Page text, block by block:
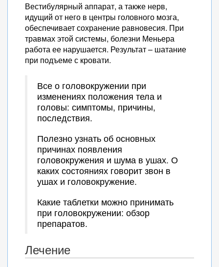
Вестибулярный аппарат, а также нерв,
идущий от него в центры головного мозга,
обеспечивает сохранение равновесия. При
травмах этой системы, болезни Меньера
работа ее нарушается. Результат – шатание
при подъеме с кровати.
Все о головокружении при
изменениях положения тела и
головы: симптомы, причины,
последствия.
Полезно узнать об основных
причинах появления
головокружения и шума в ушах. О
каких состояниях говорит звон в
ушах и головокружение.
Какие таблетки можно принимать
при головокружении: обзор
препаратов.
Лечение